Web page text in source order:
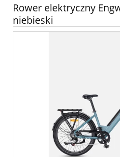
Rower elektryczny
niebieski